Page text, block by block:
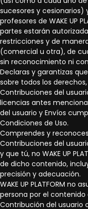
sucesores y cesionarios)
profesores de WAKE UP
partes estarán
restricciones y de
(comercial u otra), de
sin reconocimiento ni
Declaras y garantizas
sobre todos los
Contribuciones del
licencias antes
del usuario y Envíos
Condiciones de Uso.
Comprendes y
Contribuciones del
y que tú, no WAKE UP
de dicho contenido,
precisión y adecuación.
WAKE UP PLATFORM no
persona por el
Contribución del usuario